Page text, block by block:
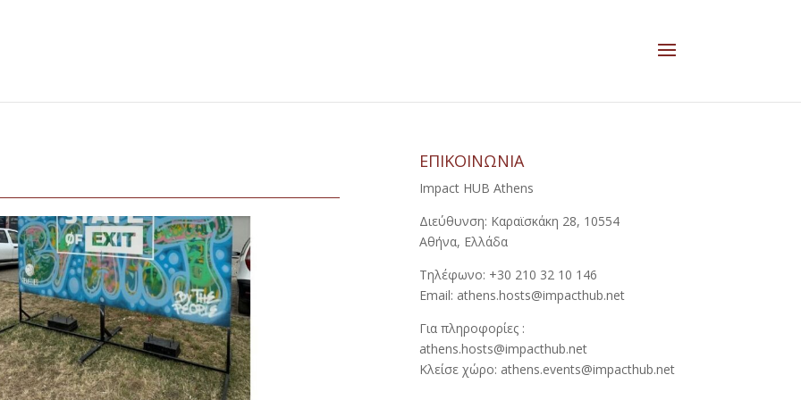
ΕΠΙΚΟΙΝΩΝΙΑ
Impact HUB Athens
Διεύθυνση: Καραϊσκάκη 28, 10554
Αθήνα, Ελλάδα
Τηλέφωνο: +30 210 32 10 146
Email: athens.hosts@impacthub.net
Για πληροφορίες :
athens.hosts@impacthub.net
Κλείσε χώρο: athens.events@impacthub.net